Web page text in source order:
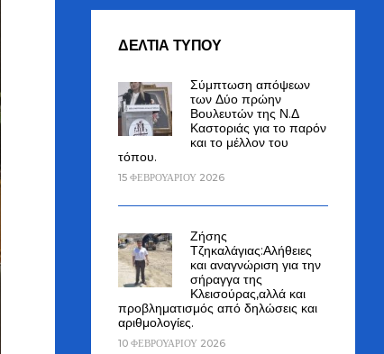
ΔΕΛΤΙΑ ΤΥΠΟΥ
Σύμπτωση απόψεων
των Δύο πρώην
Βουλευτών της Ν.Δ
Καστοριάς για το παρόν
και το μέλλον του
τόπου.
15 ΦΕΒΡΟΥΑΡΊΟΥ 2026
Ζήσης
Τζηκαλάγιας:Αλήθειες
και αναγνώριση για την
σήραγγα της
Κλεισούρας,αλλά και
προβληματισμός από δηλώσεις και
αριθμολογίες.
10 ΦΕΒΡΟΥΑΡΊΟΥ 2026